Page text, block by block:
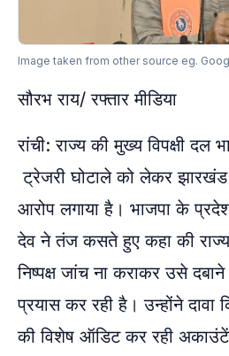
Image taken from other source eg.
सौरभ राय/ रफ्तार मीडिया
रांची: राज्य की मुख्य विपक्षी दल
ट्रेजरी घोटाले को लेकर
आरोप लगाया है। भाजपा के
देव ने तंज कसते हुए कहा की
निष्पक्ष जांच ना कराकर उसे
प्रयास कर रही है। उन्होंने दावा
की विशेष ऑडिट कर रही